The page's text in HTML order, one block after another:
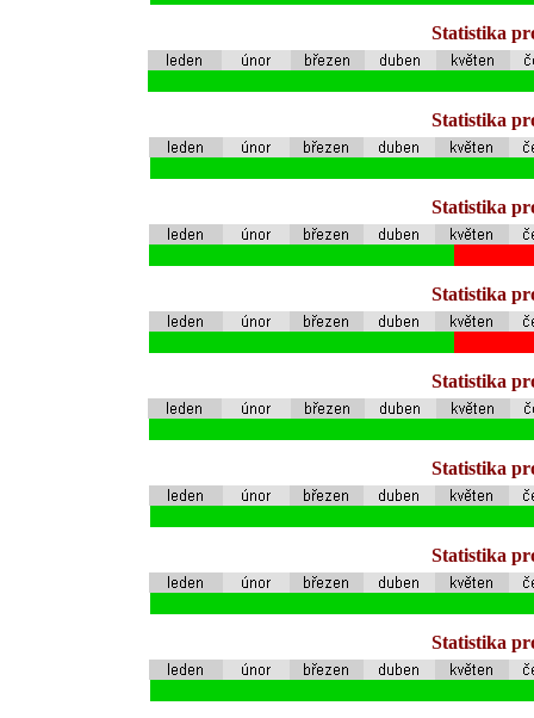
Statistika
Statistika
Statistika
Statistika
Statistika
Statistika
Statistika
Statistika